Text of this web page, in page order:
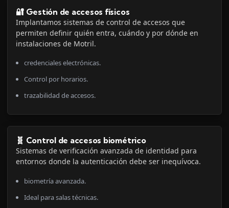
🔐 Gestión de accesos físicos
Implantamos sistemas de control de accesos que
permiten definir quién entra, cuándo y por dónde en
instalaciones de Motril.
credenciales electrónicas.
Control por horarios.
trazabilidad de accesos.
🧬 Control de accesos biométrico
Sistemas de verificación avanzada de identidad para
entornos donde la autenticación debe ser inequívoca.
biometría avanzada.
Ideal para salas técnicas.